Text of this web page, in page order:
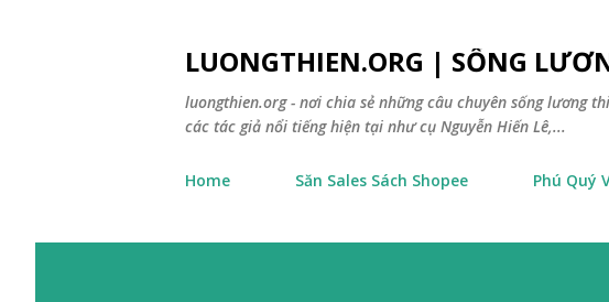
LUONGTHIEN.ORG | SỐNG
luongthien.org - nơi chia sẻ những câu chuyên sống lương
các tác giả nổi tiếng hiện tại như cụ Nguyễn Hiến Lê,...
Home Săn Sales Sách Shopee Phú Quý